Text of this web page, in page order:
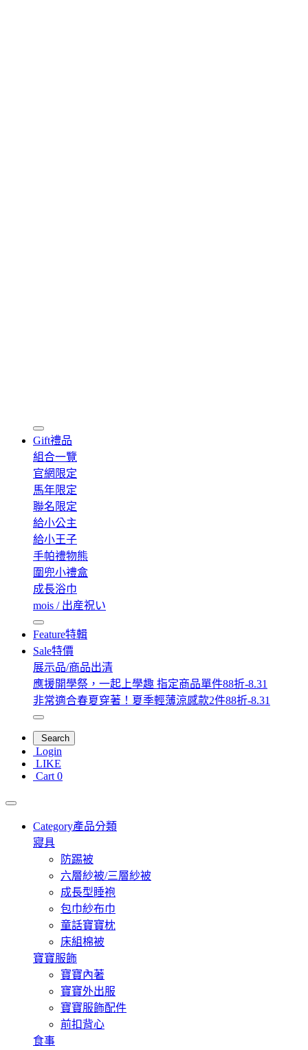
Gift禮品
組合一覽
官網限定
馬年限定
聯名限定
給小公主
給小王子
手帕禮物熊
圍兜小禮盒
成長浴巾
mois / 出産祝い
Feature特輯
Sale特價
展示品/商品出清
應援開學祭，一起上學趣 指定商品單件88折-8.31
非常適合春夏穿著！夏季輕薄涼感款2件88折-8.31
Search
Login
LIKE
Cart 0
Category產品分類
寢具
防踢被
六層紗被/三層紗被
成長型睡袍
包巾紗布巾
童話寶寶枕
床組棉被
寶寶服飾
寶寶內著
寶寶外出服
寶寶服飾配件
前扣背心
食事